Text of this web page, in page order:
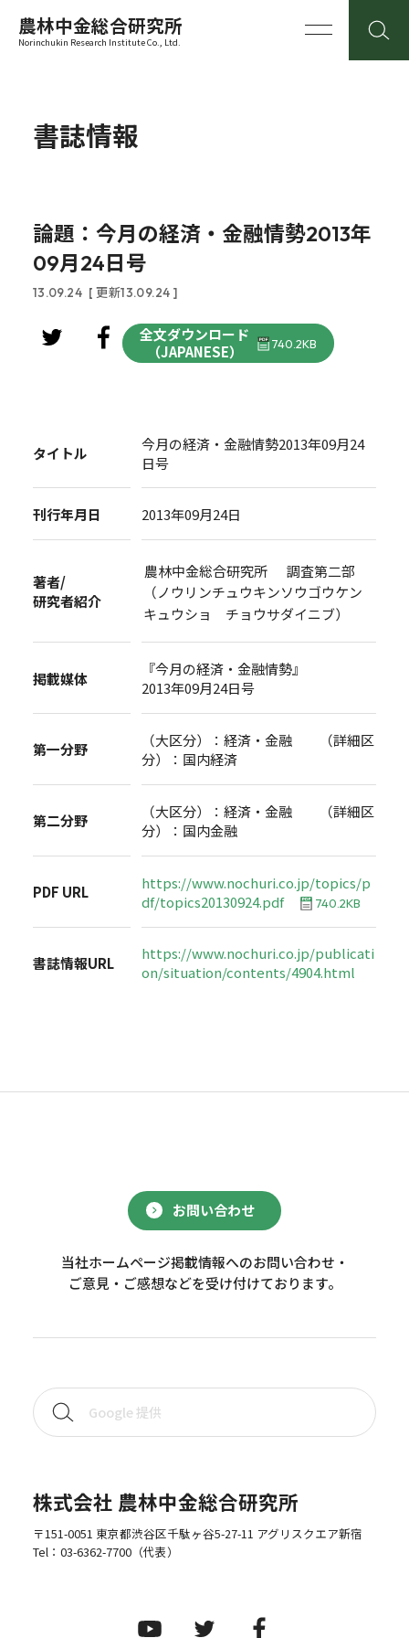
農林中金総合研究所
Norinchukin Research Institute Co., Ltd.
書誌情報
論題：今月の経済・金融情勢2013年
09月24日号
13.09.24 [ 更新13.09.24 ]
全文ダウンロード
（JAPANESE）
740.2KB
タイトル
今月の経済・金融情勢2013年09月24
日号
刊行年月日 2013年09月24日
著者/
研究者紹介
農林中金総合研究所 調査第二部
（ノウリンチュウキンソウゴウケン
キュウショ チョウサダイニブ）
掲載媒体
『今月の経済・金融情勢』
2013年09月24日号
第一分野
（大区分）：経済・金融 （詳細区
分）：国内経済
第二分野
（大区分）：経済・金融 （詳細区
分）：国内金融
PDF URL
https://www.nochuri.co.jp/topics/p
df/topics20130924.pdf
740.2KB
書誌情報URL
https://www.nochuri.co.jp/publicati
on/situation/contents/4904.html
お問い合わせ
当社ホームページ掲載情報へのお問い合わせ・
ご意見・ご感想などを受け付けております。
株式会社 農林中金総合研究所
〒151-0051 東京都渋谷区千駄ヶ谷5-27-11 アグリスクエア新宿
Tel： 03-6362-7700（代表）